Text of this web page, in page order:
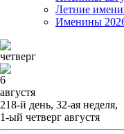
Летние
Именины
четверг
6
августя
218-й день, 32-ая неделя,
1-ый четверг августя